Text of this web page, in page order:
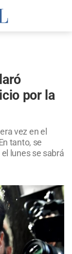
por la
vez en el
tanto, se
lunes se sabrá